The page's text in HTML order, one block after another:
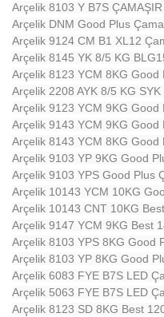
Arçelik 8103 Y B7S
Arçelik DNM Good Plus
Arçelik 9124 CM B1 XL12
Arçelik 8145 YK 8/5 KG
Arçelik 8123 YCM 8KG Good
Arçelik 2208 AYK 8/5 KG
Arçelik 9123 YCM 9KG Good
Arçelik 9143 YCM 9KG Good
Arçelik 8143 YCM 8KG Good
Arçelik 9103 YP 9KG Good
Arçelik 9103 YPS Good Plus
Arçelik 10143 YCM 10KG
Arçelik 10143 CNT 10KG
Arçelik 9147 YCM 9KG Best
Arçelik 8103 YPS 8KG Good
Arçelik 8103 YP 8KG Good
Arçelik 6083 FYE B7S LED
Arçelik 5063 FYE B7S LED
Arçelik 8123 SD 8KG Best